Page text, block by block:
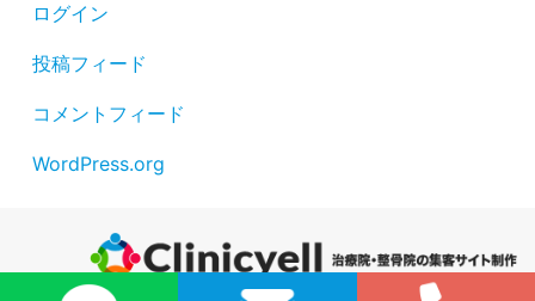
ログイン
投稿フィード
コメントフィード
WordPress.org